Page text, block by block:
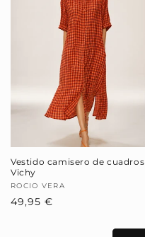
Vestido camisero de cuadros
Vichy
Proveedor:
ROCIO VERA
Precio
49,95 €